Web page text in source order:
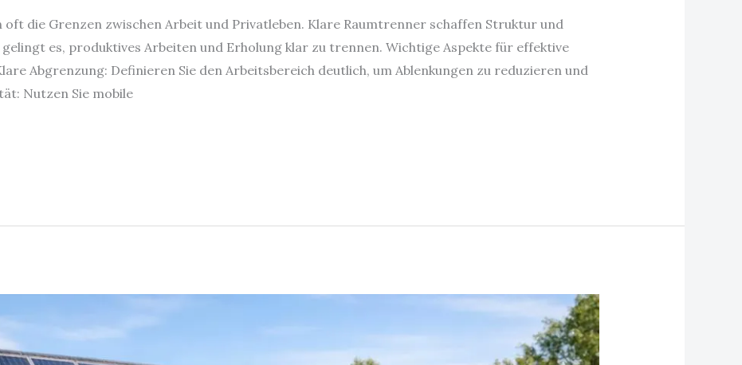
die Grenzen zwischen Arbeit und Privatleben. Klare Raumtrenner schaffen Struktur und
es, produktives Arbeiten und Erholung klar zu trennen. Wichtige Aspekte für effektive
Abgrenzung: Definieren Sie den Arbeitsbereich deutlich, um Ablenkungen zu reduzieren und
Nutzen Sie mobile